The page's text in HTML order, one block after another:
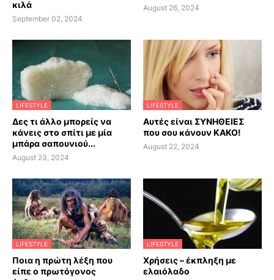
κιλά
September 02, 2024
August 26, 2024
LIFESTYLE
Δες τι άλλο μπορείς να
κάνεις στο σπίτι με μία
μπάρα σαπουνιού...
August 23, 2024
LIFESTYLE
Αυτές είναι ΣΥΝΗΘΕΙΕΣ
που σου κάνουν ΚΑΚΟ!
August 22, 2024
LIFESTYLE
Ποια η πρώτη λέξη που
είπε ο πρωτόγονος
LIFESTYLE
Χρήσεις – έκπληξη με
ελαιόλαδο